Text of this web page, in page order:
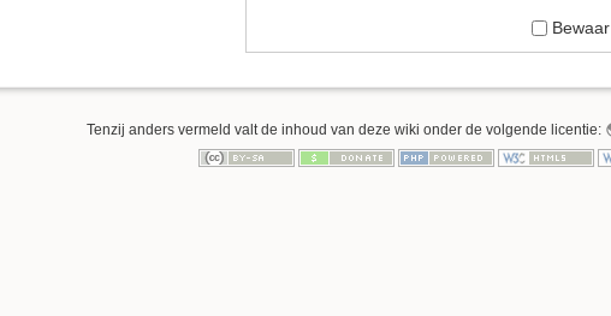
Bewaar
Tenzij anders vermeld valt de inhoud van deze wiki onder de volgende licentie: